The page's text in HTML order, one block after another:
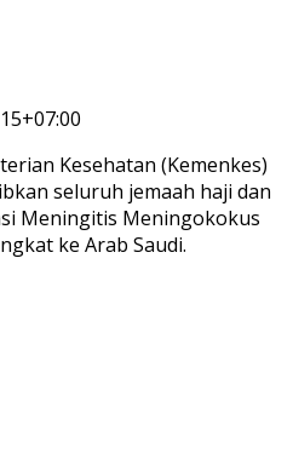
Kesehatan (Kemenkes)
seluruh jemaah haji dan
Meningitis Meningokokus
ke Arab Saudi.